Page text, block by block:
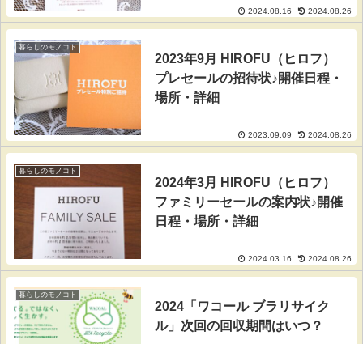
2024.08.16 2024.08.26
暮らしのモノコト
2023年9月 HIROFU（ヒロフ）
プレセールの招待状♪開催日程・
場所・詳細
2023.09.09 2024.08.26
暮らしのモノコト
2024年3月 HIROFU（ヒロフ）
ファミリーセールの案内状♪開催
日程・場所・詳細
2024.03.16 2024.08.26
暮らしのモノコト
2024「ワコール ブラリサイク
ル」次回の回収期間はいつ？